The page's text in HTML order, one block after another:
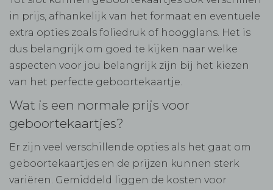
in prijs, afhankelijk van het formaat en eventuele
extra opties zoals foliedruk of hoogglans. Het is
dus belangrijk om goed te kijken naar welke
aspecten voor jou belangrijk zijn bij het kiezen
van het perfecte geboortekaartje.
Wat is een normale prijs voor
geboortekaartjes?
Er zijn veel verschillende opties als het gaat om
geboortekaartjes en de prijzen kunnen sterk
variëren. Gemiddeld liggen de kosten voor